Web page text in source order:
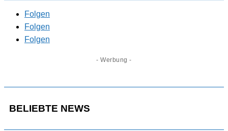
Folgen
Folgen
Folgen
- Werbung -
BELIEBTE NEWS